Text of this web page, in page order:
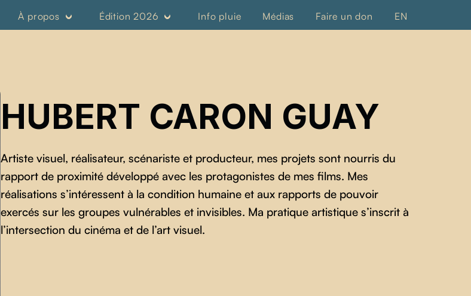
À propos Édition 2026 Info pluie Médias Faire un don EN
HUBERT CARON GUAY
Artiste visuel, réalisateur, scénariste et producteur, mes projets sont nourris du
rapport de proximité développé avec les protagonistes de mes films. Mes
réalisations s’intéressent à la condition humaine et aux rapports de pouvoir
exercés sur les groupes vulnérables et invisibles. Ma pratique artistique s’inscrit à
l’intersection du cinéma et de l’art visuel.